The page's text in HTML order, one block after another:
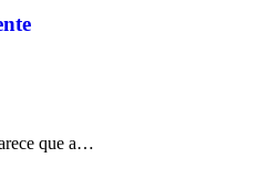
que a…